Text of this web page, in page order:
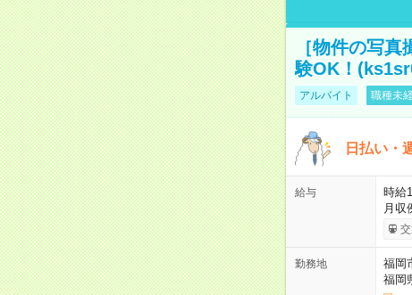
［物件の写
験OK！
アルバイト 職種未
日払い・
給与
時給
月収
勤務地
福岡
福岡